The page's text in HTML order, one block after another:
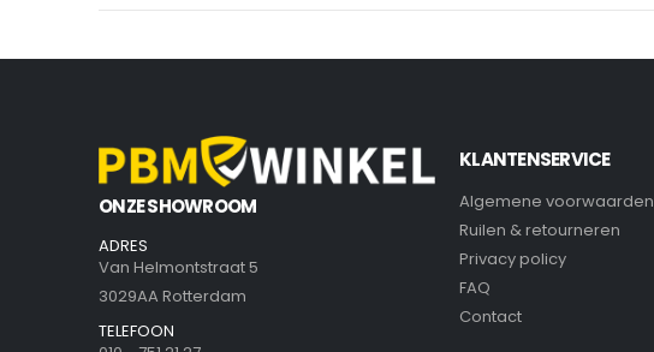
ONZE SHOWROOM
ADRES
Van Helmontstraat 5
3029AA Rotterdam
TELEFOON
KLANTENSERVICE
Algemene voorwaarden
Ruilen & retourneren
Privacy policy
FAQ
Contact